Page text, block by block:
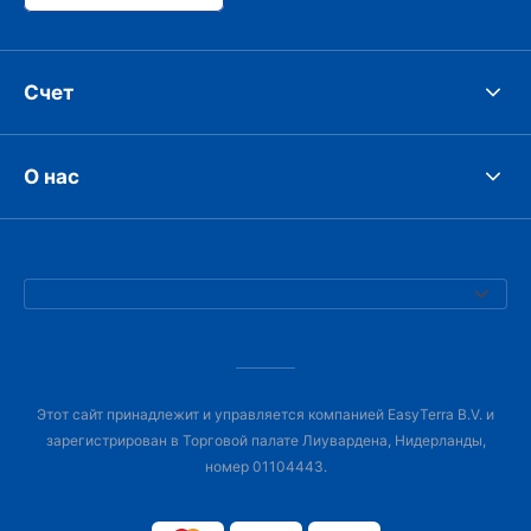
Счет
О нас
Этот сайт принадлежит и управляется компанией EasyTerra B.V. и
зарегистрирован в Торговой палате Лиувардена, Нидерланды,
номер 01104443.